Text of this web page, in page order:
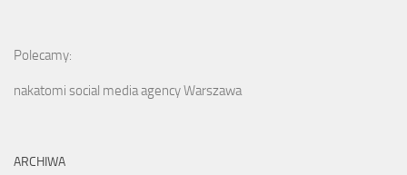
Polecamy:
nakatomi social media agency Warszawa
ARCHIWA